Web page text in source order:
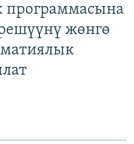
программасына
жөнгө